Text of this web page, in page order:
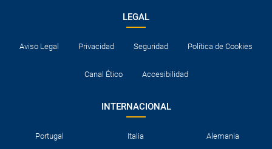
LEGAL
Aviso Legal Privacidad Seguridad Política de Cookies
Canal Ético Accesibilidad
INTERNACIONAL
Portugal Italia Alemania